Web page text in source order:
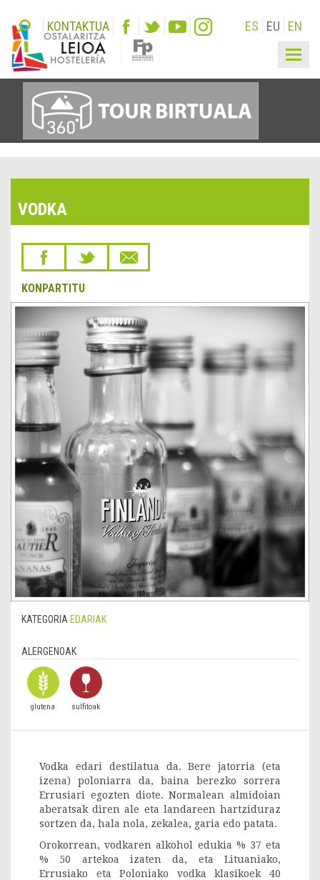
KONTAKTUA ES EU EN
VODKA
KONPARTITU
KATEGORIA EDARIAK
ALERGENOAK
glutena sulfitoak
Vodka edari destilatua da. Bere jatorria (eta
izena) poloniarra da, baina berezko sorrera
Errusiari egozten diote. Normalean almidoian
aberatsak diren ale eta landareen hartziduraz
sortzen da, hala nola, zekalea, garia edo patata.
Orokorrean, vodkaren alkohol edukia % 37 eta
% 50 artekoa izaten da, eta Lituaniako,
Errusiako eta Poloniako vodka klasikoek 40